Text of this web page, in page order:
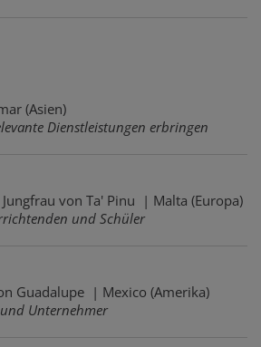
(Asien)
Dienstleistungen erbringen
von Ta' Pinu | Malta (Europa)
und Schüler
Guadalupe | Mexico (Amerika)
Unternehmer